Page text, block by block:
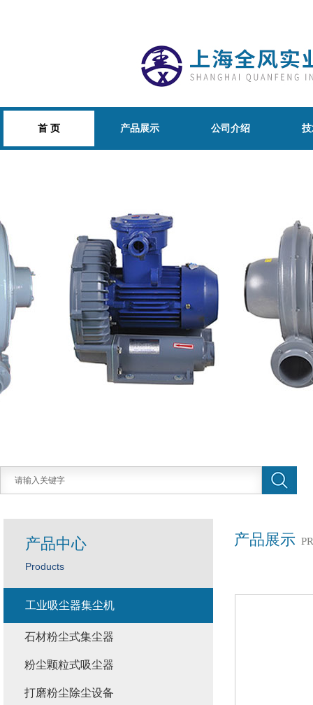
首 页 产品展示 公司介绍
产品展示
产品中心
Products
工业吸尘器集尘机
石材粉尘式集尘器
粉尘颗粒式吸尘器
打磨粉尘除尘设备